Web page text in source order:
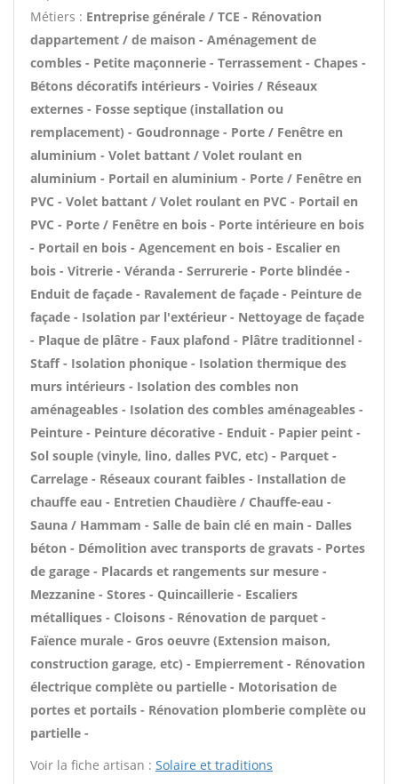
Métiers : Entreprise générale / TCE - Rénovation
dappartement / de maison - Aménagement de
combles - Petite maçonnerie - Terrassement - Chapes -
Bétons décoratifs intérieurs - Voiries / Réseaux
externes - Fosse septique (installation ou
remplacement) - Goudronnage - Porte / Fenêtre en
aluminium - Volet battant / Volet roulant en
aluminium - Portail en aluminium - Porte / Fenêtre en
PVC - Volet battant / Volet roulant en PVC - Portail en
PVC - Porte / Fenêtre en bois - Porte intérieure en bois
- Portail en bois - Agencement en bois - Escalier en
bois - Vitrerie - Véranda - Serrurerie - Porte blindée -
Enduit de façade - Ravalement de façade - Peinture de
façade - Isolation par l'extérieur - Nettoyage de façade
- Plaque de plâtre - Faux plafond - Plâtre traditionnel -
Staff - Isolation phonique - Isolation thermique des
murs intérieurs - Isolation des combles non
aménageables - Isolation des combles aménageables -
Peinture - Peinture décorative - Enduit - Papier peint -
Sol souple (vinyle, lino, dalles PVC, etc) - Parquet -
Carrelage - Réseaux courant faibles - Installation de
chauffe eau - Entretien Chaudière / Chauffe-eau -
Sauna / Hammam - Salle de bain clé en main - Dalles
béton - Démolition avec transports de gravats - Portes
de garage - Placards et rangements sur mesure -
Mezzanine - Stores - Quincaillerie - Escaliers
métalliques - Cloisons - Rénovation de parquet -
Faïence murale - Gros oeuvre (Extension maison,
construction garage, etc) - Empierrement - Rénovation
électrique complète ou partielle - Motorisation de
portes et portails - Rénovation plomberie complète ou
partielle -
Voir la fiche artisan : Solaire et traditions